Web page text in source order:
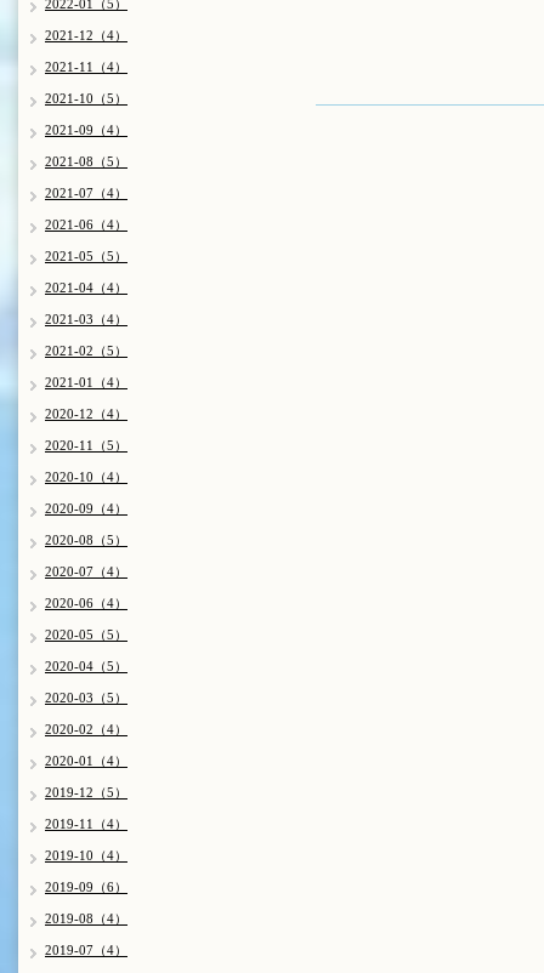
2022-01（5）
2021-12（4）
2021-11（4）
2021-10（5）
2021-09（4）
2021-08（5）
2021-07（4）
2021-06（4）
2021-05（5）
2021-04（4）
2021-03（4）
2021-02（5）
2021-01（4）
2020-12（4）
2020-11（5）
2020-10（4）
2020-09（4）
2020-08（5）
2020-07（4）
2020-06（4）
2020-05（5）
2020-04（5）
2020-03（5）
2020-02（4）
2020-01（4）
2019-12（5）
2019-11（4）
2019-10（4）
2019-09（6）
2019-08（4）
2019-07（4）